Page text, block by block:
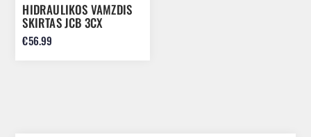
HIDRAULIKOS VAMZDIS
SKIRTAS JCB 3CX
653/00320
€56.99